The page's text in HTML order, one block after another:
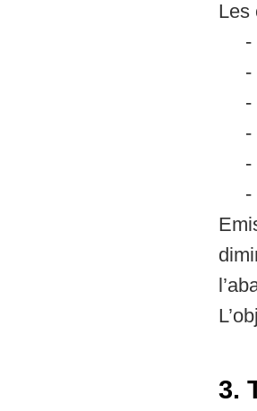
Les
-
-
-
-
-
-
3.